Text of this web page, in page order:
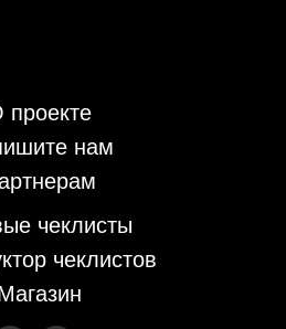
проекте
нам
чеклисты
чеклистов